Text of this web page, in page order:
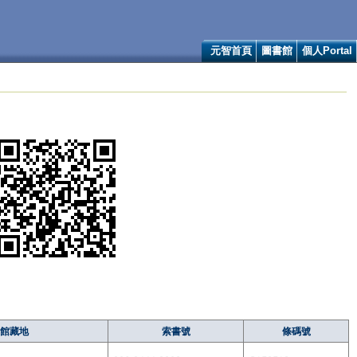
元智首頁 圖書館 個人Portal
館藏地 索書號 條碼號